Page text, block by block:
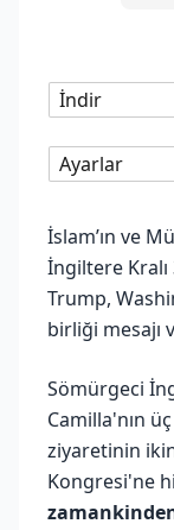
İndir
Ayarlar
İslam’ın ve
İngiltere Kralı
Trump,
birliği mesajı
Sömürgeci
Camilla'nın
ziyaretinin
Kongresi'ne